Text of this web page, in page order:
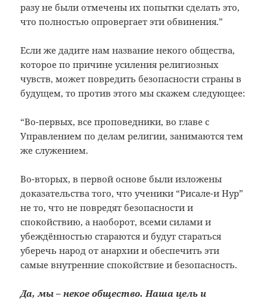
разу не были отмечены их попытки сделать это,
что полностью опровергает эти обвинения.”
Если же дадите нам название некого общества,
которое по причине усиления религиозных
чувств, может повредить безопасности страны в
будущем, то против этого мы скажем следующее:
“Во-первых, все проповедники, во главе с
Управлением по делам религии, занимаются тем
же служением.
Во-вторых, в первой основе были изложены
доказательства того, что ученики “Рисале-и Нур”
не то, что не повредят безопасности и
спокойствию, а наоборот, всеми силами и
убеждённостью стараются и будут стараться
уберечь народ от анархии и обеспечить эти
самые внутренние спокойствие и безопасность.
Да, мы – некое общество. Наша цель и